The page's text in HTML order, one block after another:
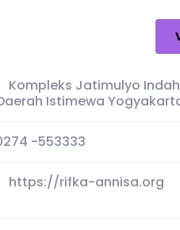
Kompleks Jatimulyo
Istimewa
-553333
https://rifka-annisa.org